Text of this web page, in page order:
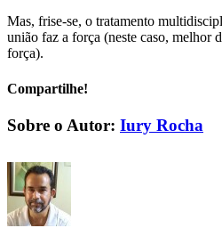
Mas, frise-se, o tratamento
união faz a força (neste caso, melhor
força).
Compartilhe!
Facebook
X
LinkedIn
WhatsApp
E-
Sobre o Autor: Iury Rocha